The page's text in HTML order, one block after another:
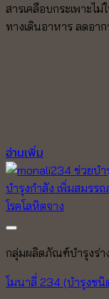
สารเคลือบกระเพาะไ
ทางเดินอาหาร ลดอา
อ่านเพิ่ม
กลุ่มผลิตภัณฑ์บำรุงร่า
โมนาลี่ 234 (บำรุงชนิ